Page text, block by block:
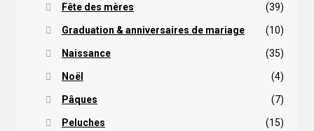
Fête des mères (39)
Graduation & anniversaires de mariage (10)
Naissance (35)
Noël (4)
Pâques (7)
Peluches (15)